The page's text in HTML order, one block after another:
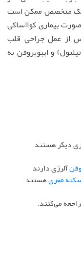
یک متخصص ممکن است
بیماری کوااساکی
از عمل جراحی قلب
و ایبوپروفن به
دیگر هستند
آلرژی دارند
مغزیهستند
می‌کنند.